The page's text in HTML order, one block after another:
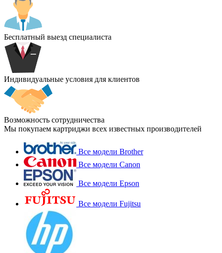
Бесплатный выезд специалиста
Индивидуальные условия для клиентов
Возможность сотрудничества
Мы покупаем картриджи всех известных производителей
Все модели Brother
Все модели Canon
Все модели Epson
Все модели Fujitsu